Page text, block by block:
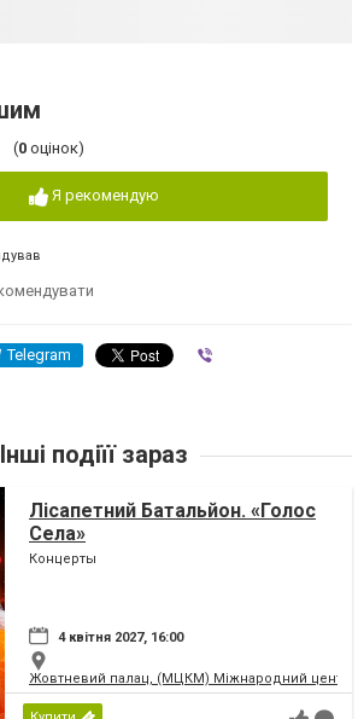
(0 оцінок)
Я рекомендую
Telegram
Інші подіїї зараз
Лісапетний Батальйон. «Голос
Села»
Концерты
4 квітня 2027, 16:00
Жовтневий палац, (МЦКМ) Міжнародний центр